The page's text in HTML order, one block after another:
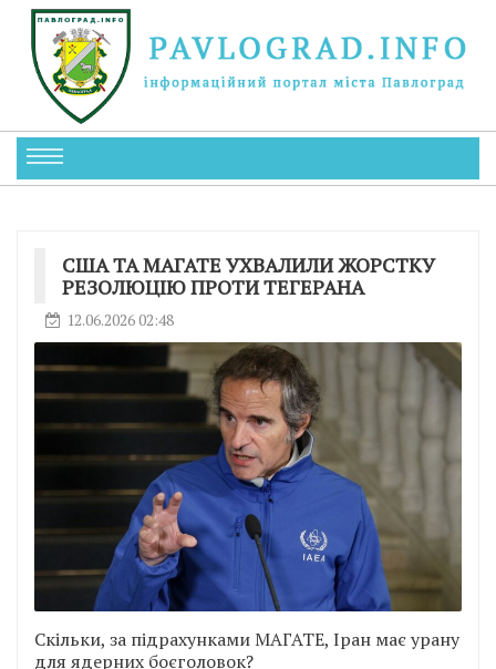
США ТА МАГАТЕ УХВАЛИЛИ ЖОРСТКУ
РЕЗОЛЮЦІЮ ПРОТИ ТЕГЕРАНА
12.06.2026 02:48
Скільки, за підрахунками МАГАТЕ, Іран має урану
для ядерних боєголовок?